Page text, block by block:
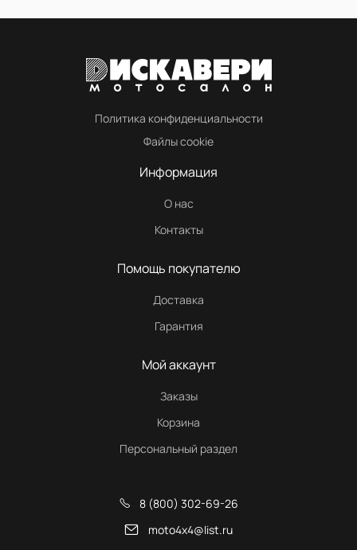
Политика конфиденциальности
Файлы cookie
Информация
О нас
Контакты
Помощь покупателю
Доставка
Гарантия
Мой аккаунт
Заказы
Корзина
Персональный раздел
8 (800) 302-69-26
moto4x4@list.ru